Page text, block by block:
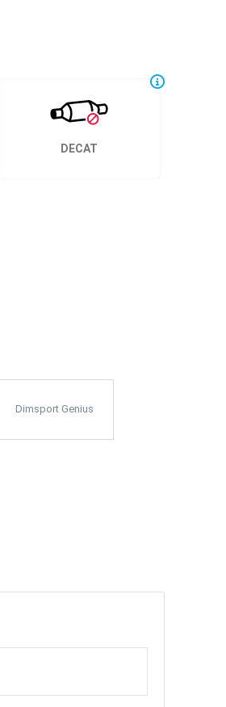
DECAT
Dimsport Genius